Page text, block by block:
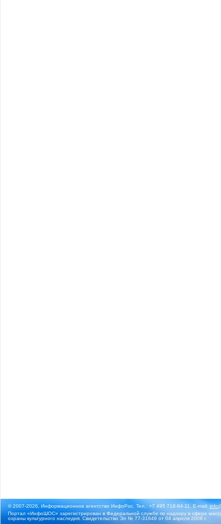
© 2007-2026, Информационное агентство ИнфоРос. Тел.: +7 495 718-84-11, E-mail:
Портал «ИнфоШОС» зарегистрирован в Федеральной службе по надзору в сфере
охраны культурного наследия. Свидетельство Эл № 77-31649 от 04 апреля 2008 г.